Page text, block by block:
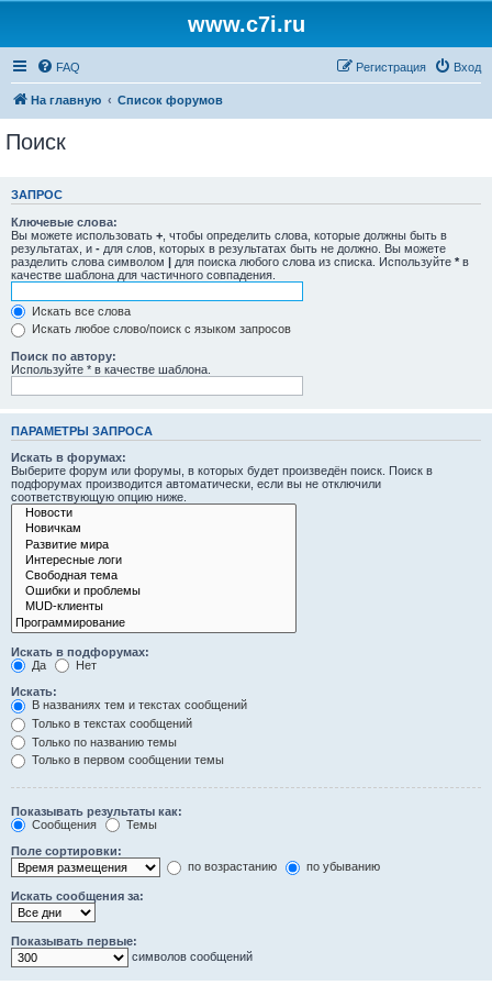
www.c7i.ru
FAQ Вход
Регистрация
На главную Список форумов
Поиск
ЗАПРОС
Ключевые слова:
Вы можете использовать + , чтобы определить слова, которые должны быть в
результатах, и - для слов, которых в результатах быть не должно. Вы можете
разделить слова символом | для поиска любого слова из списка. Используйте * в
качестве шаблона для частичного совпадения.
Искать все слова
Искать любое слово/поиск с языком запросов
Поиск по автору:
Используйте * в качестве шаблона.
ПАРАМЕТРЫ ЗАПРОСА
Искать в форумах:
Выберите форум или форумы, в которых будет произведён поиск. Поиск в
подфорумах производится автоматически, если вы не отключили
соответствующую опцию ниже.
Искать в подфорумах:
Да
Нет
Искать:
В названиях тем и текстах сообщений
Только в текстах сообщений
Только по названию темы
Только в первом сообщении темы
Показывать результаты как:
Сообщения
Темы
Поле сортировки:
по возрастанию
по убыванию
Искать сообщения за:
Показывать первые:
символов сообщений